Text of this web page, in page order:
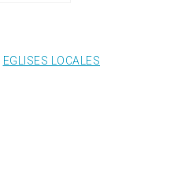
EGLISES LOCALES